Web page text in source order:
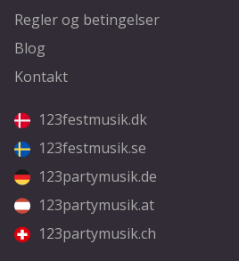
Regler og betingelser
Blog
Kontakt
123festmusik.dk
123festmusik.se
123partymusik.de
123partymusik.at
123partymusik.ch